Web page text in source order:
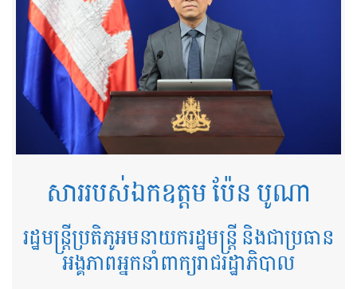
សាររបស់ឯកឧត្តម ប៉ែន បូណា
រដ្ឋមន្ត្រីប្រតិភូអមនាយករដ្ឋមន្ត្រី និងជាប្រធាន
អង្គភាពអ្នកនាំពាក្យរាជរដ្ឋាភិបាល